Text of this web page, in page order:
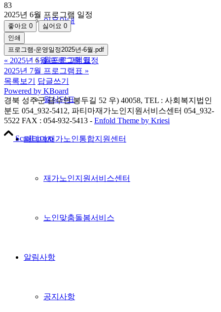
이용안내
월프로그램표
월식단표
파티마재가노인통합지원센터
재가노인지원서비스센터
노인맞춤돌봄서비스
알림사항
공지사항
83
2025년 6월 프로그램 일정
좋아요 0 싫어요 0
인쇄
프로그램-운영일정2025년-6월.pdf
« 2025년 5월 프로그램 일정
2025년 7월 프로그램표 »
목록보기
답글쓰기
Powered by KBoard
경북 성주군 금수면 봉두길 52 우) 40058, TEL : 사회복지법인
분도 054_932-5412, 파티마재가노인지원서비스센터 054_932-
5522 FAX : 054-932-5413 - Enfold Theme by Kriesi
Scroll to top